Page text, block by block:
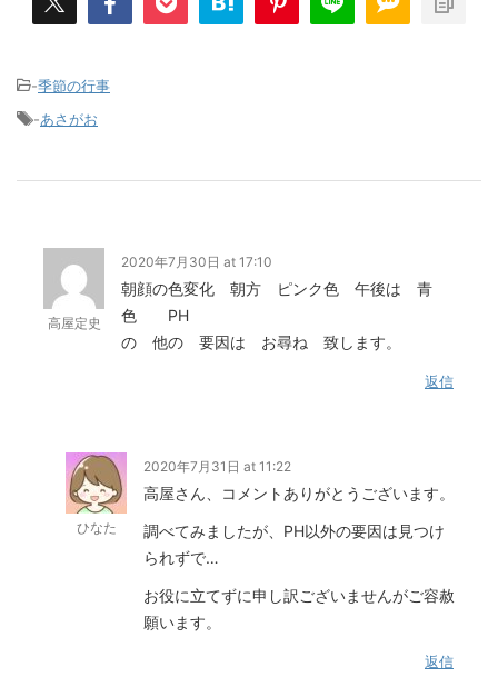
-季節の行事
-あさがお
高屋定史
2020年7月30日 at 17:10
朝顔の色変化 朝方 ピンク色 午後は 青
色 PH
の 他の 要因は お尋ね 致します。
返信
ひなた
2020年7月31日 at 11:22
高屋さん、コメントありがとうございます。
調べてみましたが、PH以外の要因は見つけ
られずで…
お役に立てずに申し訳ございませんがご容赦
願います。
返信